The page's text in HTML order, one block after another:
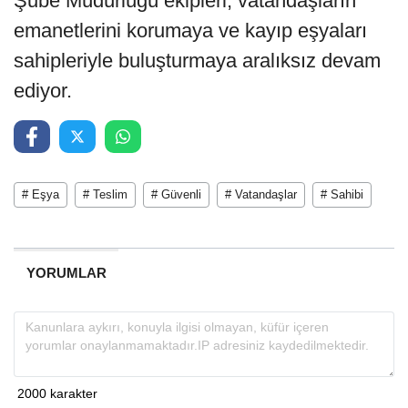
emanetlerini korumaya ve kayıp eşyaları
sahipleriyle buluşturmaya aralıksız devam
ediyor.
# Eşya # Teslim # Güvenli # Vatandaşlar # Sahibi
YORUMLAR